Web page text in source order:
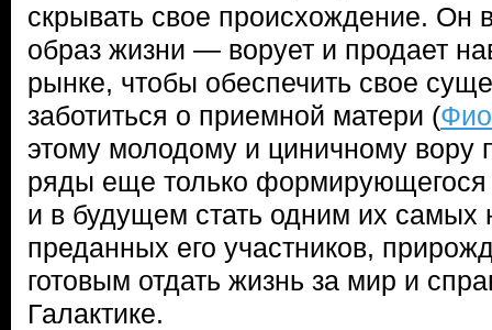
скрывать свое происхождение. Он
образ жизни — ворует и продает
рынке, чтобы обеспечить свое
заботиться о приемной матери (
этому молодому и циничному вору
ряды еще только формирующегося
и в будущем стать одним их самых
преданных его участников,
готовым отдать жизнь за мир и
Галактике.